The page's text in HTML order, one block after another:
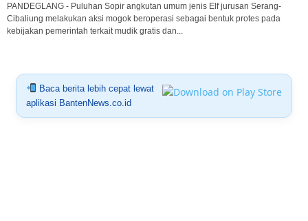
PANDEGLANG - Puluhan Sopir angkutan umum jenis Elf jurusan Serang-
Cibaliung melakukan aksi mogok beroperasi sebagai bentuk protes pada
kebijakan pemerintah terkait mudik gratis dan...
Baca berita lebih cepat lewat
aplikasi BantenNews.co.id